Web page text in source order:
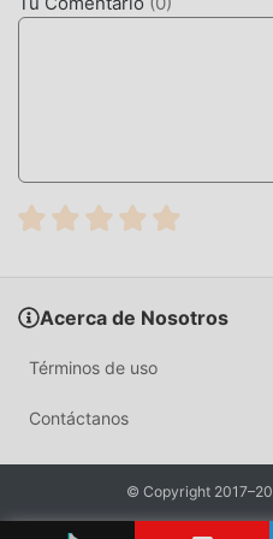
Acerca de Nosotros
Términos de uso
Contáctanos
© Copyright